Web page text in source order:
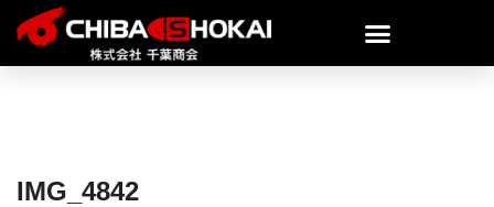
IMG_4842